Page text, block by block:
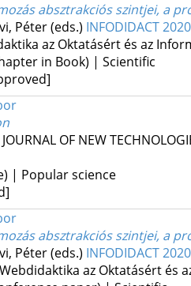
absztrakciós szintjei, a
Péter (eds.) INFODIDACT 2020
az Oktatásért és az
in Book) | Scientific
OF NEW
| Popular science
absztrakciós szintjei, a
Péter (eds.) INFODIDACT 2020
Webdidaktika az Oktatásért és